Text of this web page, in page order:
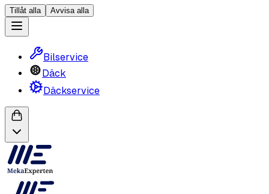
Tillåt alla Avvisa alla
Bilservice
Däck
Däckservice